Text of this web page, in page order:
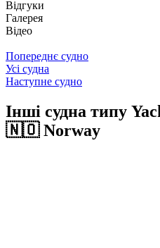
Відгуки
Галерея
Відео
Попереднє судно
Усі судна
Наступне судно
Інші судна типу
🇳🇴 Norway